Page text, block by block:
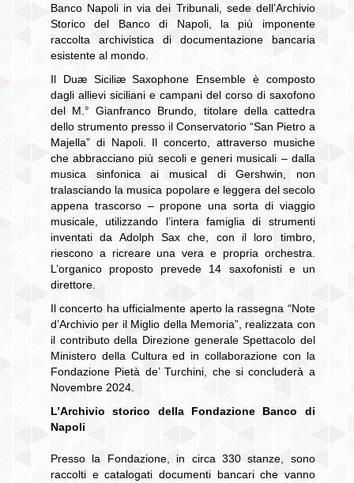
Banco Napoli in via dei Tribunali, sede dell’Archivio
Storico del Banco di Napoli, la più imponente
raccolta archivistica di documentazione bancaria
esistente al mondo.
Il Duæ Siciliæ Saxophone Ensemble è composto
dagli allievi siciliani e campani del corso di saxofono
del M.° Gianfranco Brundo, titolare della cattedra
dello strumento presso il Conservatorio “San Pietro a
Majella” di Napoli. Il concerto, attraverso musiche
che abbracciano più secoli e generi musicali – dalla
musica sinfonica ai musical di Gershwin, non
tralasciando la musica popolare e leggera del secolo
appena trascorso – propone una sorta di viaggio
musicale, utilizzando l’intera famiglia di strumenti
inventati da Adolph Sax che, con il loro timbro,
riescono a ricreare una vera e propria orchestra.
L’organico proposto prevede 14 saxofonisti e un
direttore.
Il concerto ha ufficialmente aperto la rassegna “Note
d’Archivio per il Miglio della Memoria”, realizzata con
il contributo della Direzione generale Spettacolo del
Ministero della Cultura ed in collaborazione con la
Fondazione Pietà de’ Turchini, che si concluderà a
Novembre 2024.
L’Archivio storico della Fondazione Banco di
Napoli
Presso la Fondazione, in circa 330 stanze, sono
raccolti e catalogati documenti bancari che vanno